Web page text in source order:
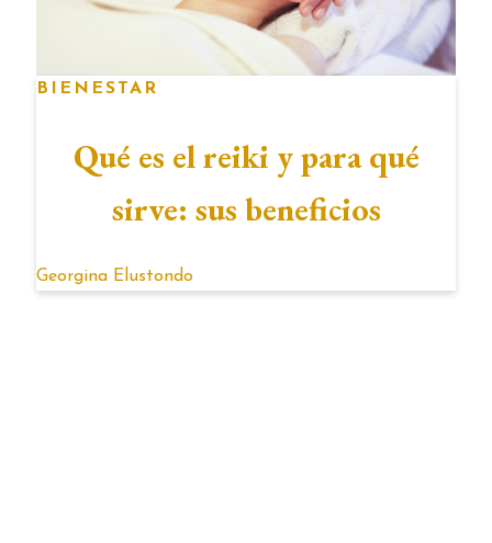
BIENESTAR
Qué es el reiki y para qué
sirve: sus beneficios
Georgina Elustondo